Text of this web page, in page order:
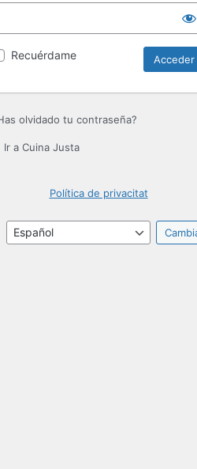
Recuérdame
olvidado tu contraseña?
a Cuina Justa
Política de privacitat
Idioma